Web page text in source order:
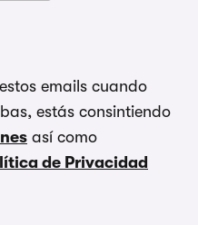
emails cuando
estás consintiendo
así como
de Privacidad